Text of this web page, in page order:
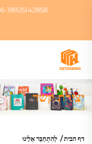
18925142858
יצירת קשר
דף הבית/ לְהִתְחַבֵּר אֵלֵינוּ